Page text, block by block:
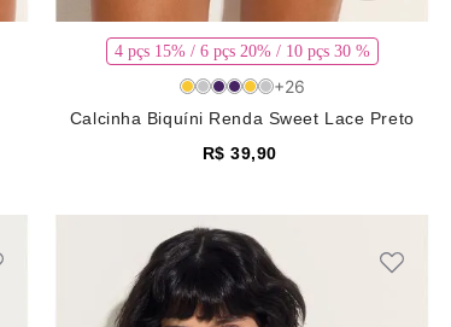
4 pçs 15% / 6 pçs 20% / 10 pçs 30 %
Calcinha Biquíni Renda Sweet Lace Preto
R$ 39,90
+26